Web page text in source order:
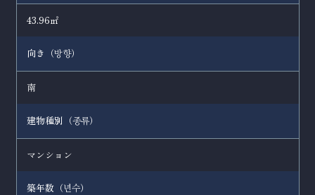
43.96㎡
向き（방향）
南
建物種別（종류）
マンション
築年数（년수）